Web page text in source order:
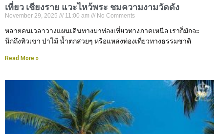
เที่ยว เชียงราย แวะไหว้พระ ชมความงามวัดดัง
November 29, 2025 11:00 am No Comments
หลายคนเวลาวางแผนเดินทางมาท่องเที่ยวทางภาคเหนือ เราก็มักจะ
นึกถึงทิวเขา ป่าไม้ น้ำตกสวยๆ หรือแหล่งท่องเที่ยวทางธรรมชาติ
Read More »